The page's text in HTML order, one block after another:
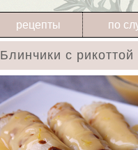
по
рецепты
Блинчики с